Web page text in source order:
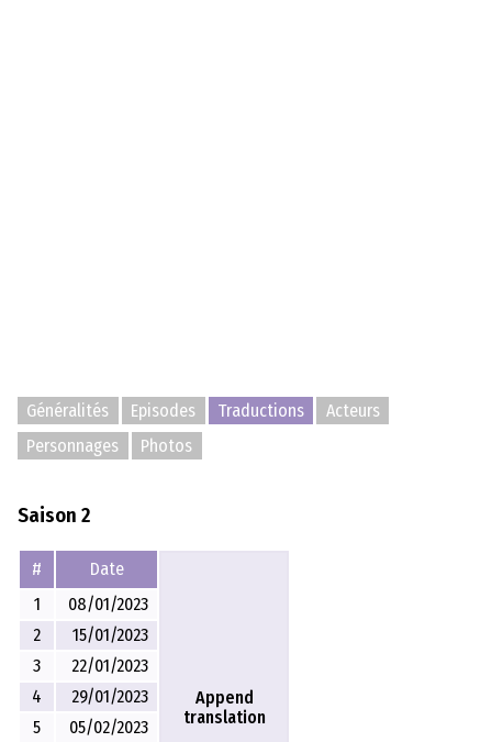
Généralités Episodes Traductions
Acteurs
Personnages
Photos
Saison 2
# Date
Append
translation
1
08/01/2023
2
15/01/2023
3
22/01/2023
4
29/01/2023
5
05/02/2023